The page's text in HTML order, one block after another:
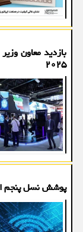
بازدید معاون
۲۰۲۵
پوشش نسل پنجم